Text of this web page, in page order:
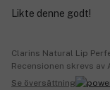
Likte denne godt!
Clarins Natural Lip
Recensionen skrevs
Se översättning